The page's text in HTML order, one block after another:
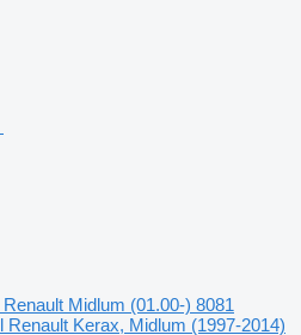
Renault Midlum (01.00-) 8081
Renault Kerax, Midlum (1997-2014)